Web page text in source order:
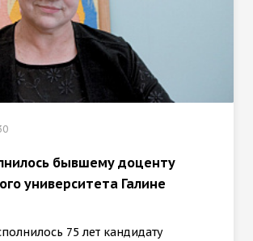
бывшему доценту
университета Галине
75 лет кандидату